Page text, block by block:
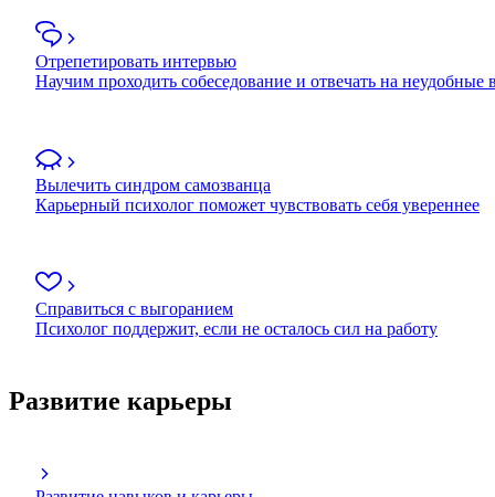
Отрепетировать интервью
Научим проходить собеседование и отвечать на неудобные
Вылечить синдром самозванца
Карьерный психолог поможет чувствовать себя увереннее
Справиться с выгоранием
Психолог поддержит, если не осталось сил на работу
Развитие карьеры